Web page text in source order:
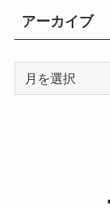
リ
ー
アーカイブ